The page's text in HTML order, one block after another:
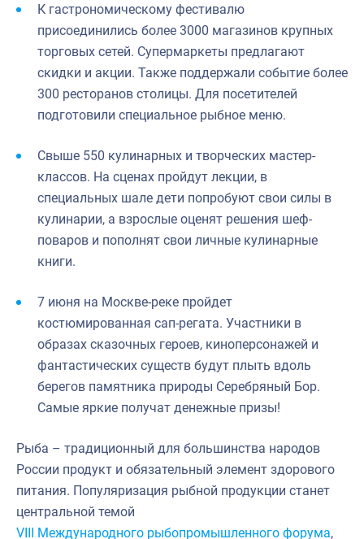
К гастрономическому фестивалю
присоединились более 3000 магазинов крупных
торговых сетей. Супермаркеты предлагают
скидки и акции. Также поддержали событие более
300 ресторанов столицы. Для посетителей
подготовили специальное рыбное меню.
Свыше 550 кулинарных и творческих мастер-
классов. На сценах пройдут лекции, в
специальных шале дети попробуют свои силы в
кулинарии, а взрослые оценят решения шеф-
поваров и пополнят свои личные кулинарные
книги.
7 июня на Москве-реке пройдет
костюмированная сап-регата. Участники в
образах сказочных героев, киноперсонажей и
фантастических существ будут плыть вдоль
берегов памятника природы Серебряный Бор.
Самые яркие получат денежные призы!
Рыба – традиционный для большинства народов
России продукт и обязательный элемент здорового
питания. Популяризация рыбной продукции станет
центральной темой
VIII Международного рыбопромышленного форума,